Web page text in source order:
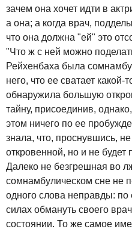
зачем она хочет идти в
а она; а когда врач,
что она должна "ей" это
"Что ж с ней можно
Рейхенбаха была
него, что ее сватает какой-
обнаружила большую
тайну, присоединив,
этом ничего по ее
знала, что, проснувшись, не
откровенной, но и не будет
Далеко не безгрешная во
сомнамбулическом сне не
одного слова неправды:
силах обмануть своего
состоянии. То же самое